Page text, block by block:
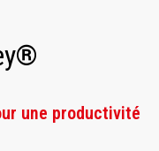
une productivité